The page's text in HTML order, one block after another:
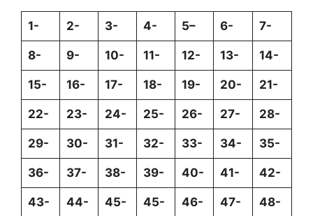
1- 2- 3- 4- 5– 6- 7-
8- 9- 10- 11- 12- 13- 14-
15- 16- 17- 18- 19- 20- 21-
22- 23- 24- 25- 26- 27- 28-
29- 30- 31- 32- 33- 34- 35-
36- 37- 38- 39- 40- 41- 42-
43- 44- 45- 45- 46- 47- 48-